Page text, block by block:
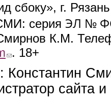
сбоку», г.
серия ЭЛ №
К.М.
(link sends e-mail)
. 18+
Константин
сайта